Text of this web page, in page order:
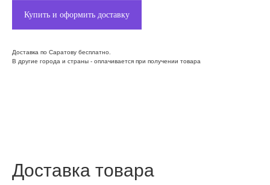
Купить и оформить доставку
Доставка по Саратову бесплатно.
В другие города и страны - оплачивается при получении товара
Доставка товара